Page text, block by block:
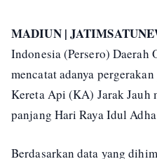
MADIUN |
Indonesia (Persero) Daerah
mencatat adanya
Kereta Api (KA) Jarak Jauh
panjang Hari Raya Idul
Berdasarkan data yang